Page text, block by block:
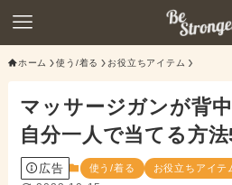
ホーム 使う/着る お役立ちアイテム
マッサージガンが背
自分一人で当てる方法
広告 使う/着る お役立ちアイテ